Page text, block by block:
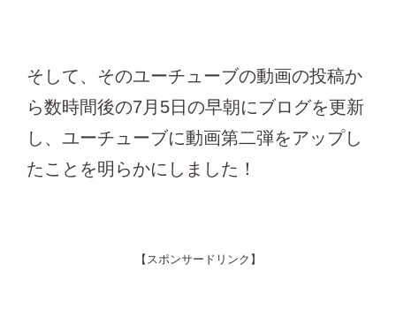
そして、そのユーチューブの動画の投稿か
ら数時間後の7月5日の早朝にブログを更新
し、ユーチューブに動画第二弾をアップし
たことを明らかにしました！
【スポンサードリンク】